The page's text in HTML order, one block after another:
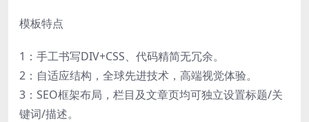
模板特点
1：手工书写DIV+CSS、代码精简无冗余。
2：自适应结构，全球先进技术，高端视觉体验。
3：SEO框架布局，栏目及文章页均可独立设置标题/关
键词/描述。